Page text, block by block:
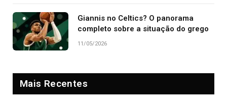
Giannis no Celtics? O panorama
completo sobre a situação do grego
11/05/2026
Mais Recentes